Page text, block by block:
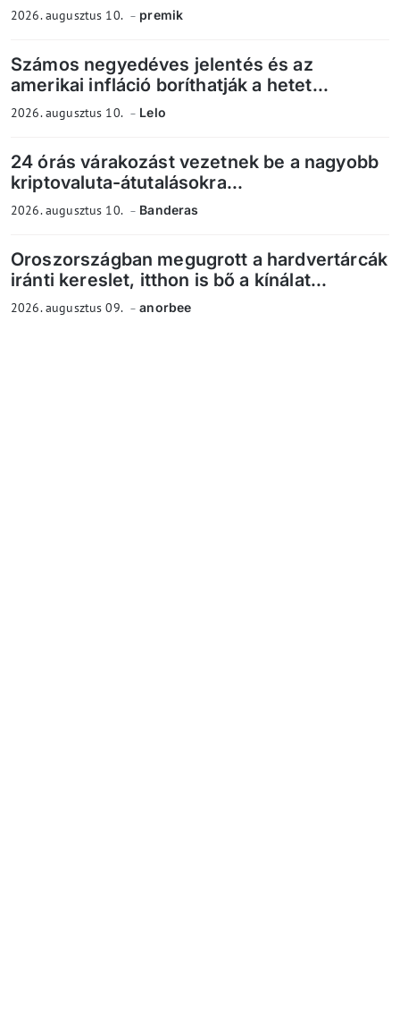
2026. augusztus 10. premik
Számos negyedéves jelentés és az
amerikai infláció boríthatják a hetet...
2026. augusztus 10. Lelo
24 órás várakozást vezetnek be a nagyobb
kriptovaluta-átutalásokra...
2026. augusztus 10. Banderas
Oroszországban megugrott a hardvertárcák
iránti kereslet, itthon is bő a kínálat...
2026. augusztus 09. anorbee